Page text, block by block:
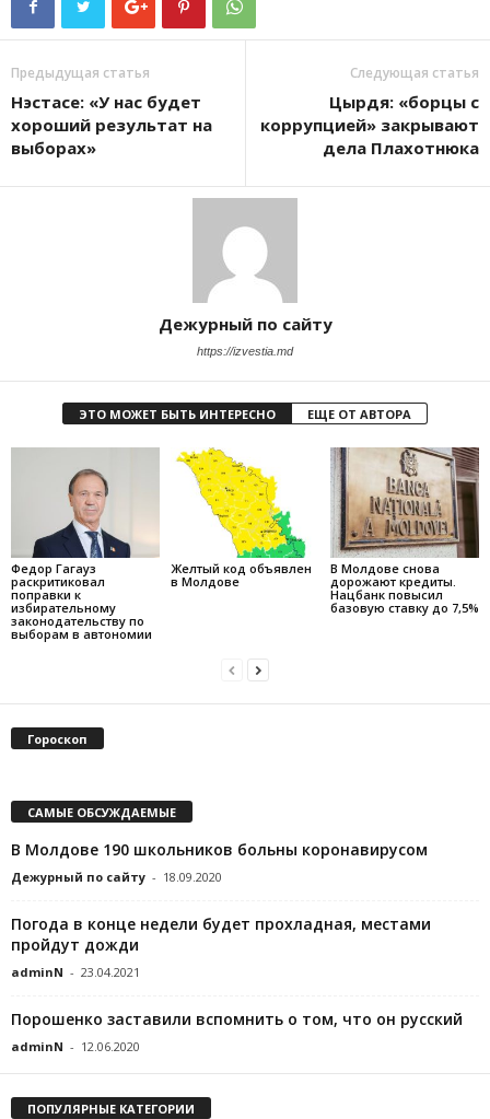
Предыдущая статья
Нэстасе: «У нас будет
хороший результат на
выборах»
Следующая статья
Цырдя: «борцы с
коррупцией» закрывают
дела Плахотнюка
Дежурный по сайту
https://izvestia.md
ЭТО МОЖЕТ БЫТЬ ИНТЕРЕСНО ЕЩЕ ОТ АВТОРА
Федор Гагауз
раскритиковал
поправки к
избирательному
законодательству по
выборам в автономии
Желтый код объявлен
в Молдове
В Молдове снова
дорожают кредиты.
Нацбанк повысил
базовую ставку до 7,5%
Гороскоп
САМЫЕ ОБСУЖДАЕМЫЕ
В Молдове 190 школьников больны коронавирусом
Дежурный по сайту - 18.09.2020
Погода в конце недели будет прохладная, местами
пройдут дожди
adminN - 23.04.2021
Порошенко заставили вспомнить о том, что он русский
adminN - 12.06.2020
ПОПУЛЯРНЫЕ КАТЕГОРИИ